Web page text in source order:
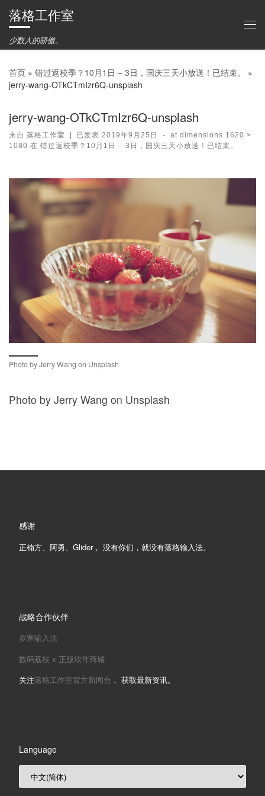
Skip to content
落格工作室
少数人的骄傲。
首页 » 错过返校季？10月1日 – 3日，国庆三天小放送！已结束。
»
jerry-wang-OTkCTmIzr6Q-unsplash
jerry-wang-OTkCTmIzr6Q-unsplash
来自 落格工作室 已发表2019年9月25日 - at dimensions 1620 ×
1080 在 错过返校季？10月1日 – 3日，国庆三天小放送！已结束。
图片导航
Photo by Jerry Wang on Unsplash
Photo by Jerry Wang on Unsplash
感谢
正楠方、阿勇、Glider， 没有你们，就没有落格输入法。
战略合作伙伴
岁寒输入法
数码荔枝 x 正版软件商城
关注落格工作室官方新闻台 ， 获取最新资讯。
Language